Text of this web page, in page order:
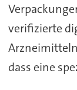
verifizierte
dass eine